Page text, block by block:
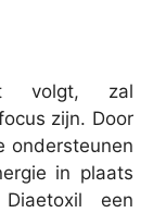
volgt, zal
zijn. Door
ondersteunen
in plaats
een